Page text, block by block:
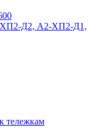
ХП2-Д2, А2-ХП2-Д1,
тележкам